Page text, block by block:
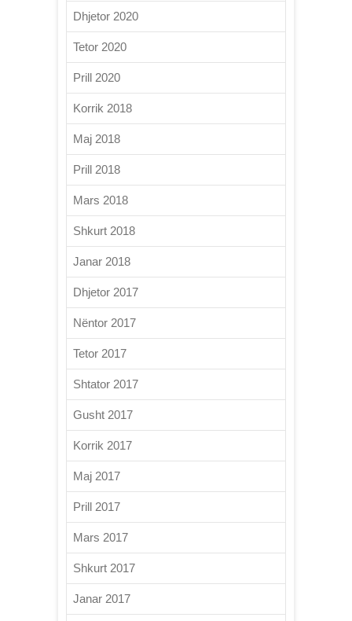
Dhjetor 2020
Tetor 2020
Prill 2020
Korrik 2018
Maj 2018
Prill 2018
Mars 2018
Shkurt 2018
Janar 2018
Dhjetor 2017
Nëntor 2017
Tetor 2017
Shtator 2017
Gusht 2017
Korrik 2017
Maj 2017
Prill 2017
Mars 2017
Shkurt 2017
Janar 2017